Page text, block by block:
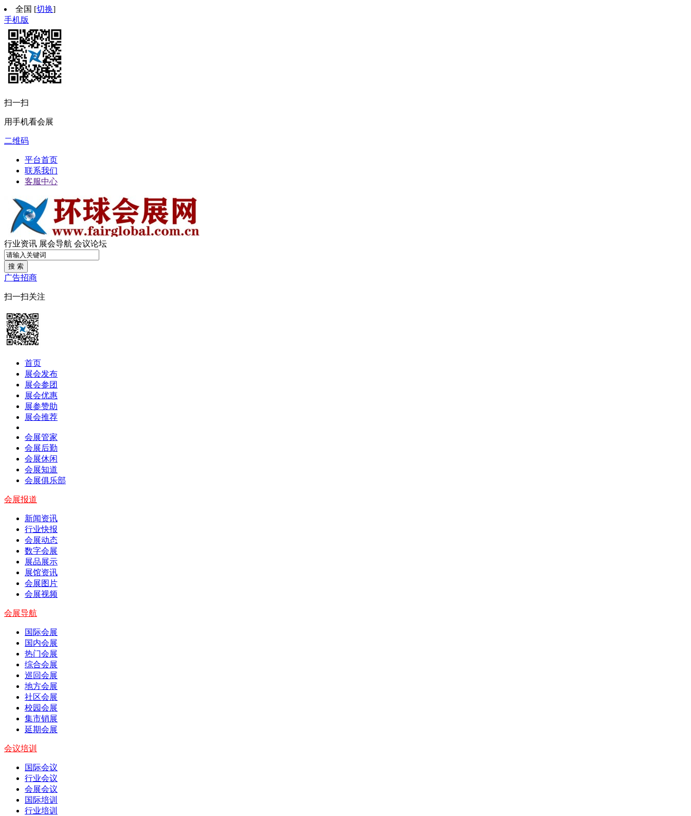
全国 [切换]
手机版
扫一扫
用手机看会展
二维码
平台首页
联系我们
客服中心
行业资讯 展会导航 会议论坛
搜 索
广告招商
扫一扫关注
首页
展会发布
展会参团
展会优惠
展参赞助
展会推荐
会展管家
会展后勤
会展休闲
会展知道
会展俱乐部
会展报道
新闻资讯
行业快报
会展动态
数字会展
展品展示
展馆资讯
会展图片
会展视频
会展导航
国际会展
国内会展
热门会展
综合会展
巡回会展
地方会展
社区会展
校园会展
集市销展
延期会展
会议培训
国际会议
行业会议
会展会议
国际培训
行业培训